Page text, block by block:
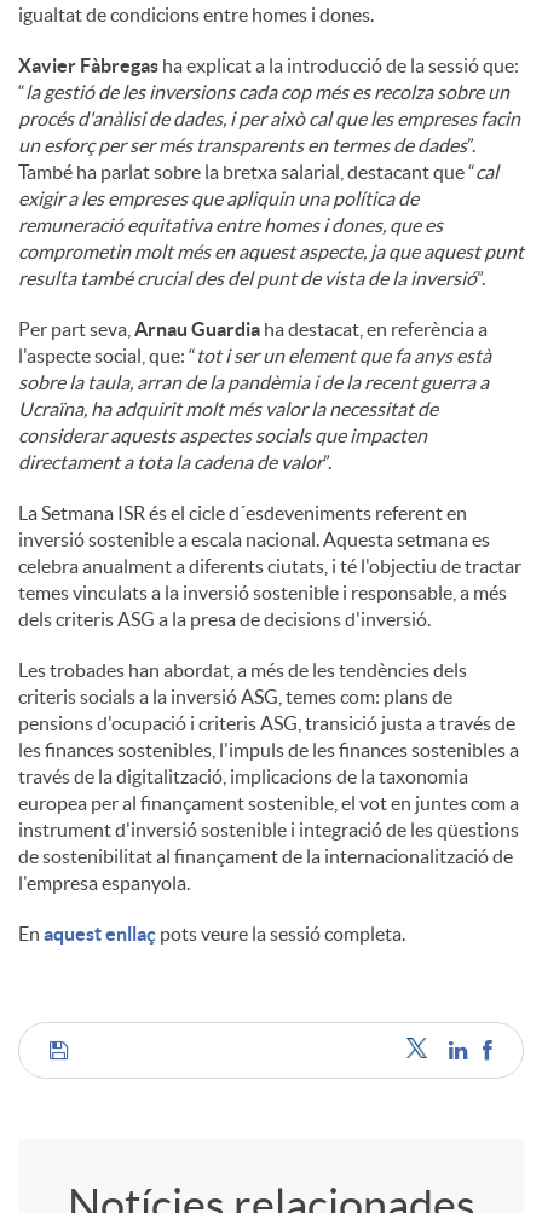
igualtat de condicions entre homes i dones.
Xavier Fàbregas ha explicat a la introducció de la sessió que:
“la gestió de les inversions cada cop més es recolza sobre un
procés d'anàlisi de dades, i per això cal que les empreses facin
un esforç per ser més transparents en termes de dades”.
També ha parlat sobre la bretxa salarial, destacant que “cal
exigir a les empreses que apliquin una política de
remuneració equitativa entre homes i dones, que es
comprometin molt més en aquest aspecte, ja que aquest punt
resulta també crucial des del punt de vista de la inversió”.
Per part seva, Arnau Guardia ha destacat, en referència a
l'aspecte social, que: “tot i ser un element que fa anys està
sobre la taula, arran de la pandèmia i de la recent guerra a
Ucraïna, ha adquirit molt més valor la necessitat de
considerar aquests aspectes socials que impacten
directament a tota la cadena de valor”.
La Setmana ISR és el cicle d´esdeveniments referent en
inversió sostenible a escala nacional. Aquesta setmana es
celebra anualment a diferents ciutats, i té l'objectiu de tractar
temes vinculats a la inversió sostenible i responsable, a més
dels criteris ASG a la presa de decisions d'inversió.
Les trobades han abordat, a més de les tendències dels
criteris socials a la inversió ASG, temes com: plans de
pensions d'ocupació i criteris ASG, transició justa a través de
les finances sostenibles, l'impuls de les finances sostenibles a
través de la digitalització, implicacions de la taxonomia
europea per al finançament sostenible, el vot en juntes com a
instrument d'inversió sostenible i integració de les qüestions
de sostenibilitat al finançament de la internacionalització de
l'empresa espanyola.
En aquest enllaç pots veure la sessió completa.
C